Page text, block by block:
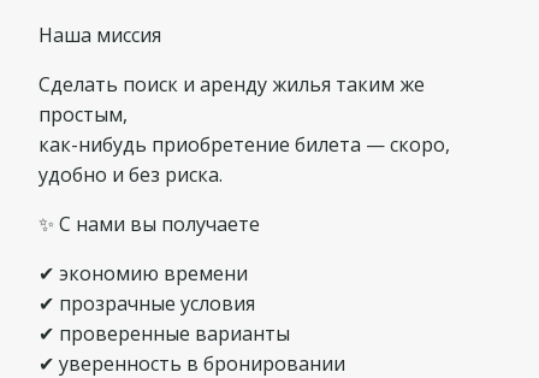
Наша миссия
Сделать поиск и аренду жилья таким же
простым,
как-нибудь приобретение билета — скоро,
удобно и без риска.
✨ С нами вы получаете
✔ экономию времени
✔ прозрачные условия
✔ проверенные варианты
✔ уверенность в бронировании